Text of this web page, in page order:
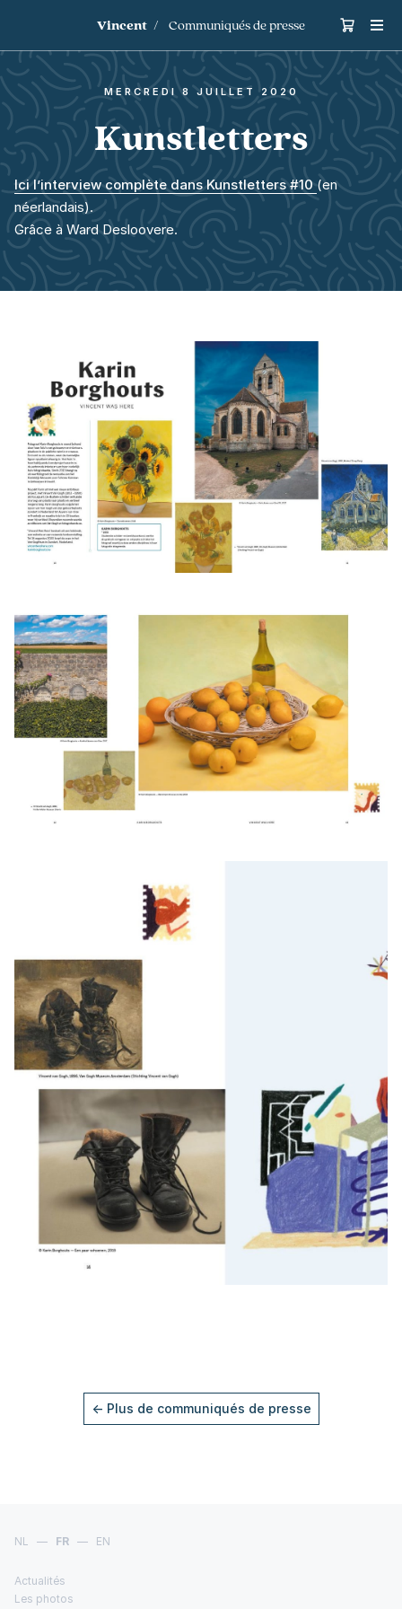
Vincent Communiqués de presse
mercredi 8 juillet 2020
Kunstletters
Ici l’interview complète dans Kunstletters #10 (en
néerlandais).
Grâce à Ward Desloovere.
← Plus de communiqués de presse
NL — FR — EN
Actualités
Les photos